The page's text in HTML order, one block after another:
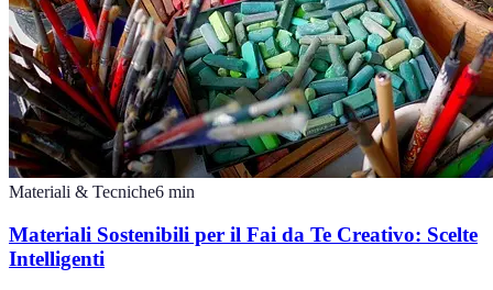
Materiali & Tecniche6 min
Materiali Sostenibili per il Fai da Te Creativo: Scelte
Intelligenti